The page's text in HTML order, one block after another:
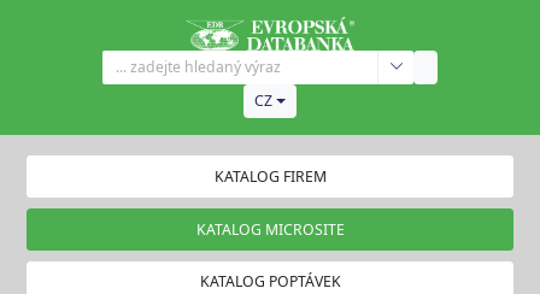
CZ
KATALOG FIREM
KATALOG MICROSITE
KATALOG POPTÁVEK